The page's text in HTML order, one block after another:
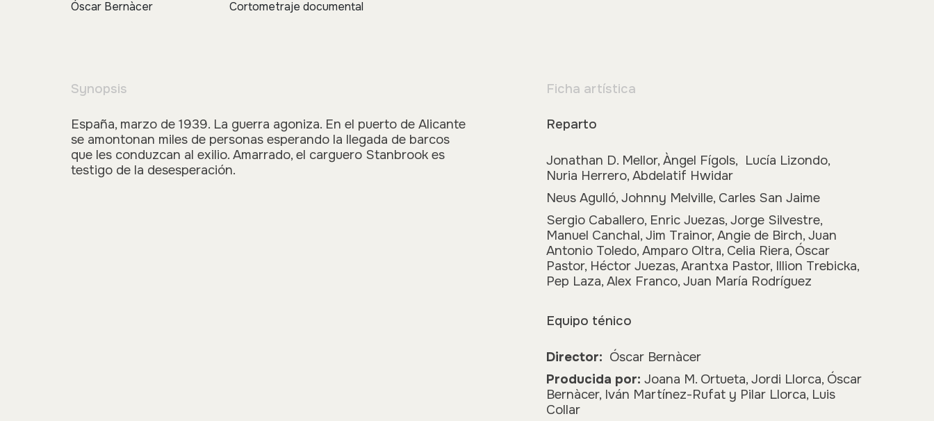
Óscar Bernàcer Cortometraje documental
Synopsis
España, marzo de 1939. La guerra agoniza. En el puerto de Alicante
se amontonan miles de personas esperando la llegada de barcos
que les conduzcan al exilio. Amarrado, el carguero Stanbrook es
testigo de la desesperación.
Ficha artística
Reparto
Jonathan D. Mellor, Àngel Fígols, Lucía Lizondo,
Nuria Herrero, Abdelatif Hwidar
Neus Agulló, Johnny Melville, Carles San Jaime
Sergio Caballero, Enric Juezas, Jorge Silvestre,
Manuel Canchal, Jim Trainor, Angie de Birch, Juan
Antonio Toledo, Amparo Oltra, Celia Riera, Óscar
Pastor, Héctor Juezas, Arantxa Pastor, Illion Trebicka,
Pep Laza, Alex Franco, Juan María Rodríguez
Equipo ténico
Director: Óscar Bernàcer
Producida por: Joana M. Ortueta, Jordi Llorca, Óscar
Bernàcer, Iván Martínez-Rufat y Pilar Llorca, Luis
Collar